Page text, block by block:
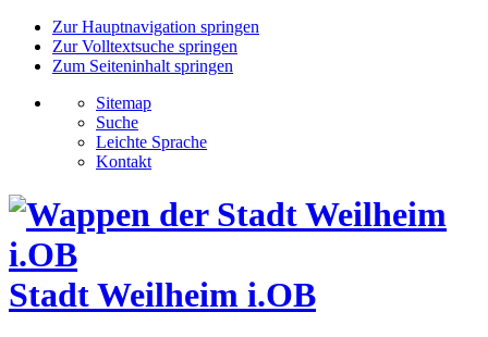
Zur Hauptnavigation springen
Zur Volltextsuche springen
Zum Seiteninhalt springen
Sitemap
Suche
Leichte Sprache
Kontakt
Stadt Weilheim i.OB